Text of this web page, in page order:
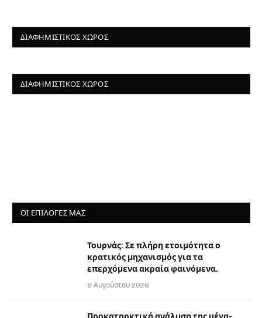
ΔΙΑΦΗΜΙΣΤΙΚΌΣ ΧΏΡΟΣ
ΔΙΑΦΗΜΙΣΤΙΚΌΣ ΧΏΡΟΣ
ΟΙ ΕΠΙΛΟΓΈΣ ΜΑΣ
Τουρνάς: Σε πλήρη ετοιμότητα ο
κρατικός μηχανισμός για τα
επερχόμενα ακραία φαινόμενα.
8 Αυγούστου 2026
Προκαταρκτική ανάλυση της μέγα-